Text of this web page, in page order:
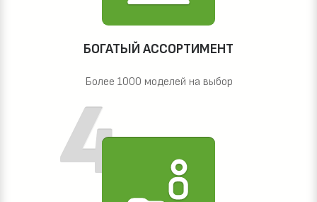
БОГАТЫЙ АССОРТИМЕНТ
Более 1000 моделей на выбор